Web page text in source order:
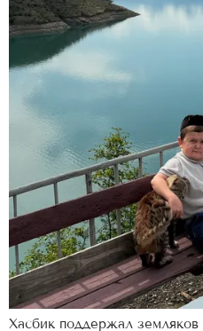
Хасбик поддержал земляков